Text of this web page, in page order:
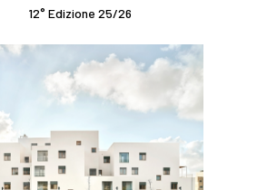
12° Edizione 25/26